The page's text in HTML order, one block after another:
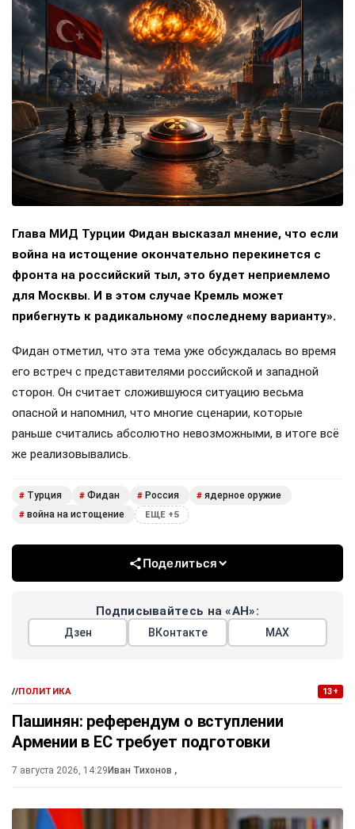
Глава МИД Турции Фидан высказал мнение, что если
война на истощение окончательно перекинется с
фронта на российский тыл, это будет неприемлемо
для Москвы. И в этом случае Кремль может
прибегнуть к радикальному «последнему варианту».
Фидан отметил, что эта тема уже обсуждалась во время
его встреч с представителями российской и западной
сторон. Он считает сложившуюся ситуацию весьма
опасной и напомнил, что многие сценарии, которые
раньше считались абсолютно невозможными, в итоге всё
же реализовывались.
# Турция # Фидан # Россия # ядерное оружие
# война на истощение ЕЩЕ +5
Поделиться
Подписывайтесь на «АН»:
Дзен ВКонтакте МАХ
//ПОЛИТИКА 13+
Пашинян: референдум о вступлении
Армении в ЕС требует подготовки
7 августа 2026, 14:29 Иван Тихонов ,